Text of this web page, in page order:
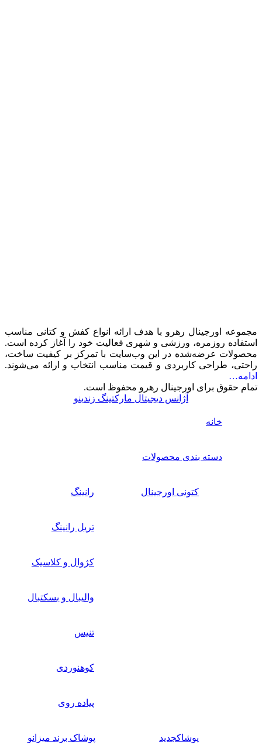
مجموعه اورجینال رهرو با هدف ارائه انواع کفش و کتانی مناسب
استفاده روزمره، ورزشی و شهری فعالیت خود را آغاز کرده است.
محصولات عرضه‌شده در این وب‌سایت با تمرکز بر کیفیت ساخت،
راحتی، طراحی کاربردی و قیمت مناسب انتخاب و ارائه می‌شوند.
ادامه…
تمام حقوق برای اورجینال رهرو محفوظ است.
آژانس دیجیتال مارکتینگ زندینو
خانه
دسته بندی محصولات
کتونی اورجینال رانینگ
تریل رانینگ
کژوال و کلاسیک
والیبال و بسکتبال
تنیس
کوهنوردی
پیاده روی
پوشاکجدید پوشاک برند میزانو